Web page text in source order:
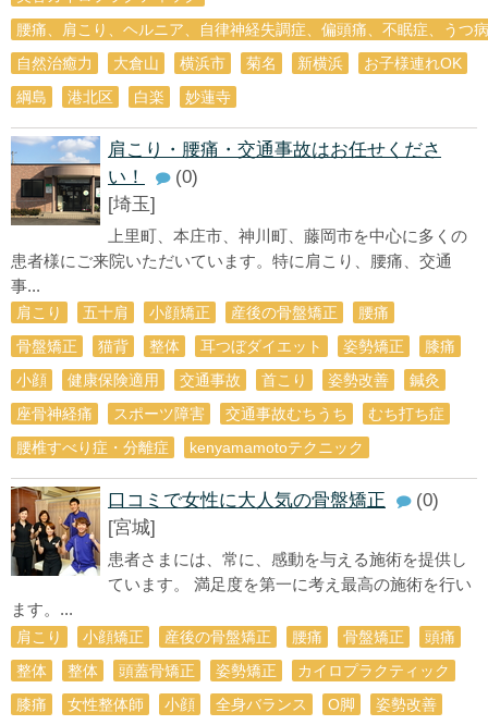
腰痛、肩こり、ヘルニア、自律神経失調症、偏頭痛、不眠症、うつ病
自然治癒力
大倉山 横浜市 菊名 新横浜
お子様連れOK
綱島
港北区 白楽 妙蓮寺
肩こり・腰痛・交通事故はお任せくださ
い！
(0)
[埼玉]
上里町、本庄市、神川町、藤岡市を中心に多くの
患者様にご来院いただいています。特に肩こり、腰痛、交通
事...
肩こり 五十肩 小顔矯正 産後の骨盤矯正
腰痛
骨盤矯正
猫背 整体 耳つぼダイエット 姿勢矯正
膝痛
小顔
健康保険適用 交通事故 首こり 姿勢改善
鍼灸
座骨神経痛
スポーツ障害 交通事故むちうち
むち打ち症
腰椎すべり症・分離症
kenyamamotoテクニック
口コミで女性に大人気の骨盤矯正
(0)
[宮城]
患者さまには、常に、感動を与える施術を提供し
ています。 満足度を第一に考え最高の施術を行い
ます。...
肩こり 小顔矯正 産後の骨盤矯正 腰痛 骨盤矯正
頭痛
整体
整体 頭蓋骨矯正 姿勢矯正
カイロプラクティック
膝痛
女性整体師 小顔 全身バランス О脚
姿勢改善